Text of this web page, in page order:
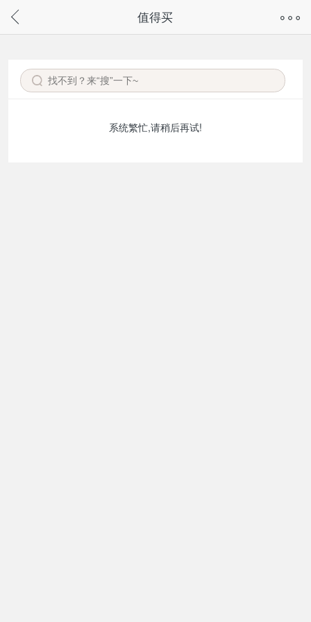
请通过微信或支付宝搜“奇兔客小程序”访问
值得买
系统繁忙,请稍后再试!